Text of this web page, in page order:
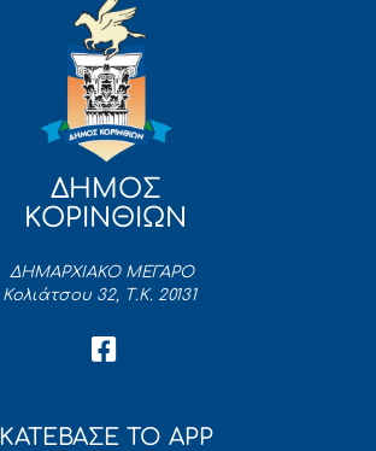
ΔΗΜΟΣ
ΚΟΡΙΝΘΙΩΝ
ΔΗΜΑΡΧΙΑΚΟ ΜΕΓΑΡΟ
Κολιάτσου 32, Τ.Κ. 20131
ΚΑΤΕΒΑΣΕ ΤΟ APP